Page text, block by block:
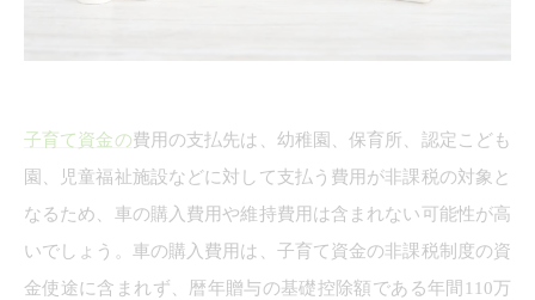
子育て資金の費用の支払先は、幼稚園、保育所、認定こども
園、児童福祉施設などに対して支払う費用が非課税の対象と
なるため、車の購入費用や維持費用は含まれない可能性が高
いでしょう。車の購入費用は、子育て資金の非課税制度の資
金使途に含まれず、暦年贈与の基礎控除額である年間110万